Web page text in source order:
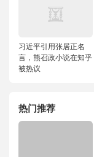
习近平引用张居正名
言，熊召政小说在知乎
被热议
热门推荐